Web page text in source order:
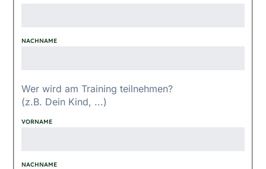
NACHNAME
Wer wird am Training teilnehmen?
(z.B. Dein Kind, ...)
VORNAME
NACHNAME